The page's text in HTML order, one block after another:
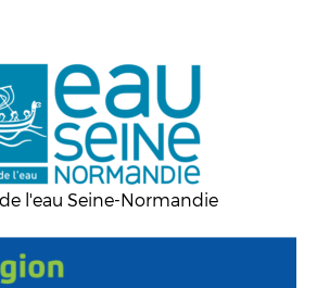
l'eau Seine-Normandie